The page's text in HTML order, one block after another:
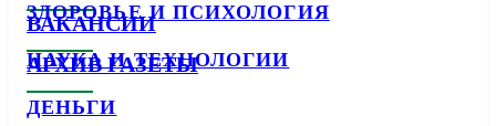
ЗДОРОВЬЕ И ПСИХОЛОГИЯ
НАУКА И ТЕХНОЛОГИИ
ДЕНЬГИ
ВАКАНСИИ
АРХИВ ГАЗЕТЫ